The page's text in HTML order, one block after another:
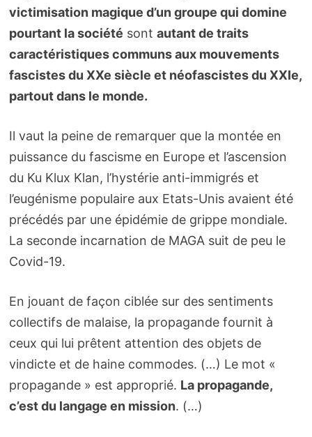
victimisation magique d’un groupe qui domine
pourtant la société sont autant de traits
caractéristiques communs aux mouvements
fascistes du XXe siècle et néofascistes du XXIe,
partout dans le monde.
Il vaut la peine de remarquer que la montée en
puissance du fascisme en Europe et l’ascension
du Ku Klux Klan, l’hystérie anti-immigrés et
l’eugénisme populaire aux Etats-Unis avaient été
précédés par une épidémie de grippe mondiale.
La seconde incarnation de MAGA suit de peu le
Covid-19.
En jouant de façon ciblée sur des sentiments
collectifs de malaise, la propagande fournit à
ceux qui lui prêtent attention des objets de
vindicte et de haine commodes. (…) Le mot «
propagande » est approprié. La propagande,
c’est du langage en mission. (…)